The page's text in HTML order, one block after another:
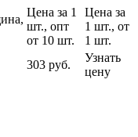
Цена за 1
шт., опт
от 10 шт.
Цена за
1 шт., от
1 шт.
303 руб.
Узнать
цену